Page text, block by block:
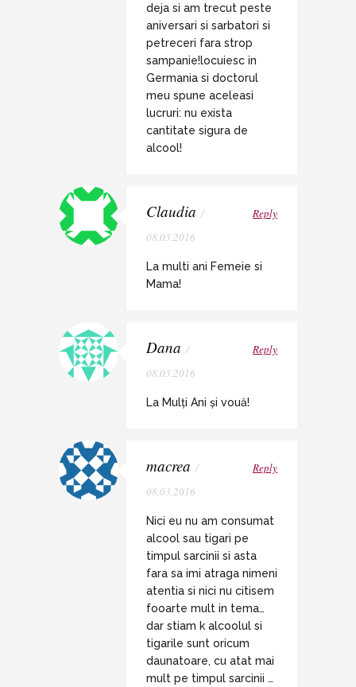
deja si am trecut peste
aniversari si sarbatori si
petreceri fara strop
sampanie!locuiesc in
Germania si doctorul
meu spune aceleasi
lucruri: nu exista
cantitate sigura de
alcool!
Claudia /
08.03.2016
Reply
La multi ani Femeie si
Mama!
Dana /
08.03.2016
Reply
La Mulți Ani și vouă!
macrea /
08.03.2016
Reply
Nici eu nu am consumat
alcool sau tigari pe
timpul sarcinii si asta
fara sa imi atraga nimeni
atentia si nici nu citisem
fooarte mult in tema…
dar stiam k alcoolul si
tigarile sunt oricum
daunatoare, cu atat mai
mult pe timpul sarcinii …